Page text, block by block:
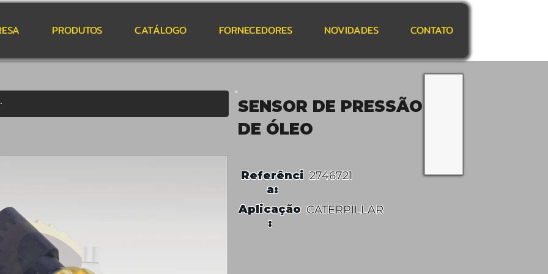
PRODUTOS CATÁLOGO FORNECEDORES NOVIDADES CONTATO
SENSOR DE PRESSÃO
DE ÓLEO
Referênci
a:
2746721
Aplicação
:
CATERPILLAR